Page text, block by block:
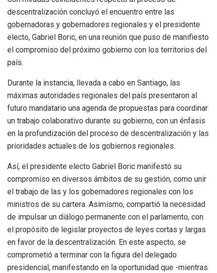
descentralización concluyó el encuentro entre las
gobernadoras y gobernadores regionales y el presidente
electo, Gabriel Boric, en una reunión que puso de manifiesto
el compromiso del próximo gobierno con los territorios del
país.
Durante la instancia, llevada a cabo en Santiago, las
máximas autoridades regionales del país presentaron al
futuro mandatario una agenda de propuestas para coordinar
un trabajo colaborativo durante su gobierno, con un énfasis
en la profundización del proceso de descentralización y las
prioridades actuales de los gobiernos regionales.
Así, el presidente electo Gabriel Boric manifestó su
compromiso en diversos ámbitos de su gestión, como unir
el trabajo de las y los gobernadores regionales con los
ministros de su cartera. Asimismo, compartió la necesidad
de impulsar un diálogo permanente con el parlamento, con
el propósito de legislar proyectos de leyes cortas y largas
en favor de la descentralización. En este aspecto, se
comprometió a terminar con la figura del delegado
presidencial, manifestando en la oportunidad que -mientras